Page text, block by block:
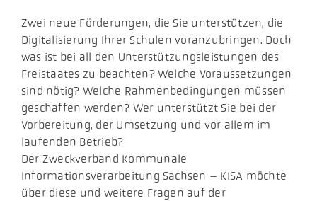
Zwei neue Förderungen, die Sie unterstützen, die
Digitalisierung Ihrer Schulen voranzubringen. Doch
was ist bei all den Unterstützungsleistungen des
Freistaates zu beachten? Welche Voraussetzungen
sind nötig? Welche Rahmenbedingungen müssen
geschaffen werden? Wer unterstützt Sie bei der
Vorbereitung, der Umsetzung und vor allem im
laufenden Betrieb?
Der Zweckverband Kommunale
Informationsverarbeitung Sachsen – KISA möchte
über diese und weitere Fragen auf der